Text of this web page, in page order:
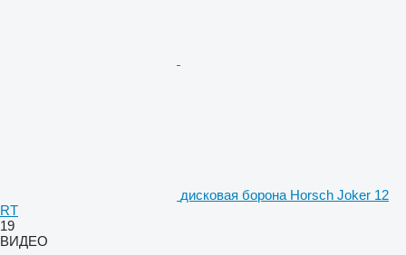
дисковая борона Horsch Joker 12
RT
19
ВИДЕО